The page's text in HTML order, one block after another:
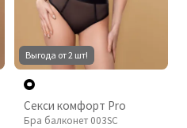
Выгода от 2 шт!
Секси комфорт Pro
Бра балконет 003SC